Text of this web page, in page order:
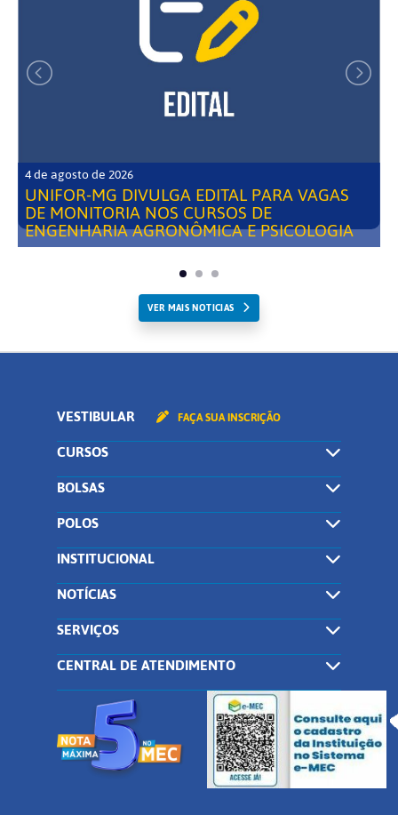
4 de agosto de 2026
UNIFOR-MG DIVULGA EDITAL PARA VAGAS
DE MONITORIA NOS CURSOS DE
ENGENHARIA AGRONÔMICA E PSICOLOGIA
VER MAIS NOTICIAS
VESTIBULAR FAÇA SUA INSCRIÇÃO
CURSOS
BOLSAS
POLOS
INSTITUCIONAL
NOTÍCIAS
SERVIÇOS
CENTRAL DE ATENDIMENTO